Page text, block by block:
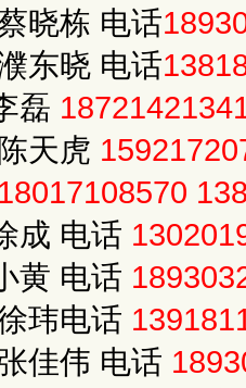
晓栋 电话
东晓 电话
磊
天虎
18017108570
成 电话
黄 电话
玮电话
佳伟 电话